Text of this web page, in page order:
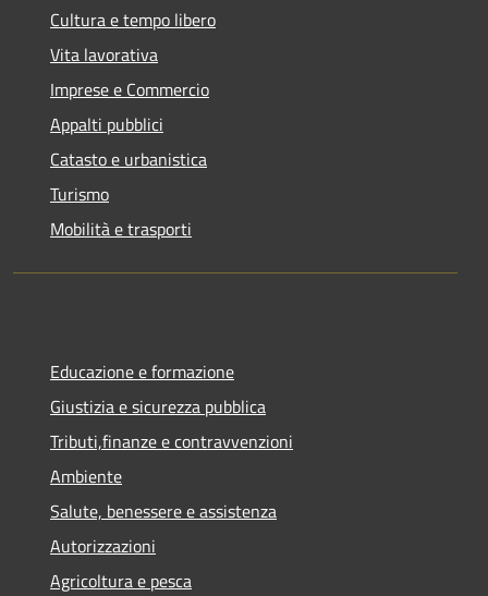
Cultura e tempo libero
Vita lavorativa
Imprese e Commercio
Appalti pubblici
Catasto e urbanistica
Turismo
Mobilità e trasporti
Educazione e formazione
Giustizia e sicurezza pubblica
Tributi,finanze e contravvenzioni
Ambiente
Salute, benessere e assistenza
Autorizzazioni
Agricoltura e pesca